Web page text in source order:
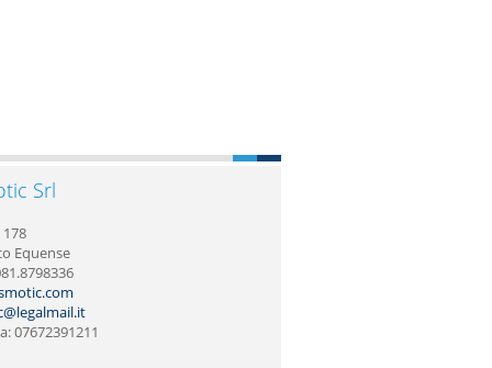
Srl
178
Equense
07672391211